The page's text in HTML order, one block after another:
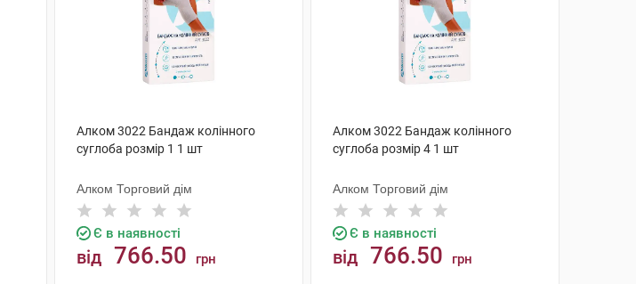
Алком 3022 Бандаж колінного
суглоба розмір 1 1 шт
Алком Торговий дім
Є в наявності
від 766.50 грн
Алком 3022 Бандаж колінного
суглоба розмір 4 1 шт
Алком Торговий дім
Є в наявності
від 766.50 грн